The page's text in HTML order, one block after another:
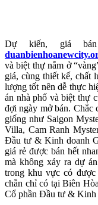
Dự kiến, giá
và biệt thự nằm ở
giá, cùng thiết kế, chất
lượng tốt nên dễ thực
án nhà phố và biệt thự
đợi ngày mở bán. Chắc
giống như Saigon
Villa, Cam Ranh
Đầu tư & Kinh doanh
giá rẻ được bán hết
mà không xảy ra dự
trong khu vực có
chắn chỉ có tại Biên
Cổ phần Đầu tư & Kinh